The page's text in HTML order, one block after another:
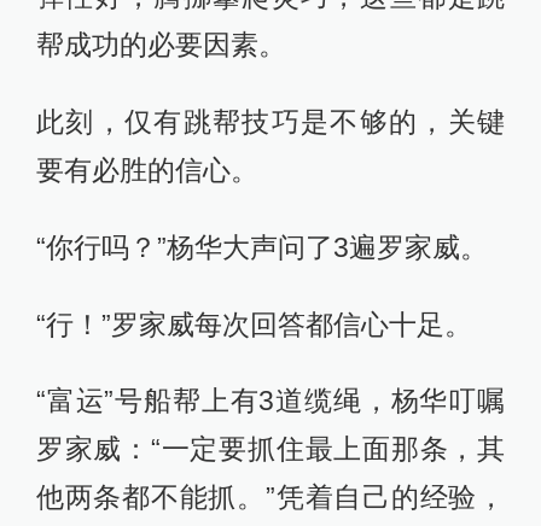
帮成功的必要因素。
此刻，仅有跳帮技巧是不够的，关键
要有必胜的信心。
“你行吗？”杨华大声问了3遍罗家威。
“行！”罗家威每次回答都信心十足。
“富运”号船帮上有3道缆绳，杨华叮嘱
罗家威：“一定要抓住最上面那条，其
他两条都不能抓。”凭着自己的经验，